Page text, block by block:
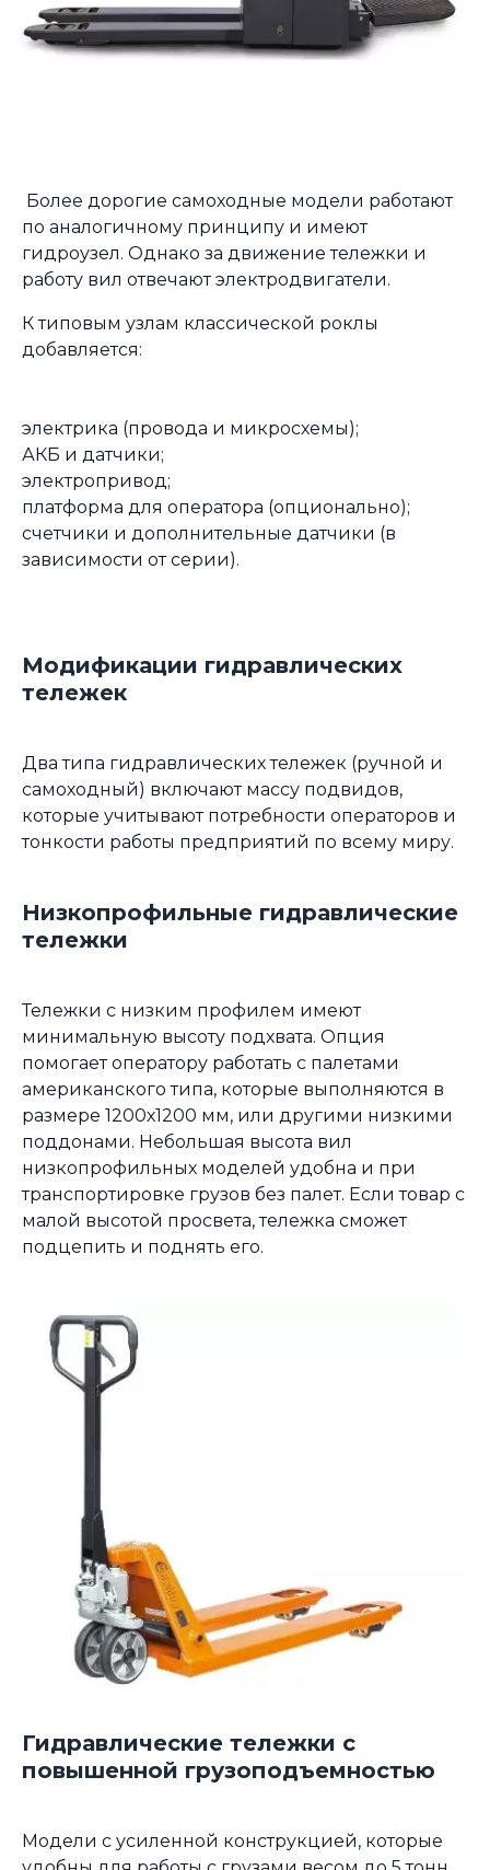
Более дорогие самоходные модели работают
по аналогичному принципу и имеют
гидроузел. Однако за движение тележки и
работу вил отвечают электродвигатели.
К типовым узлам классической роклы
добавляется:
электрика (провода и микросхемы);
АКБ и датчики;
электропривод;
платформа для оператора (опционально);
счетчики и дополнительные датчики (в
зависимости от серии).
Модификации гидравлических
тележек
Два типа гидравлических тележек (ручной и
самоходный) включают массу подвидов,
которые учитывают потребности операторов и
тонкости работы предприятий по всему миру.
Низкопрофильные гидравлические
тележки
Тележки с низким профилем имеют
минимальную высоту подхвата. Опция
помогает оператору работать с палетами
американского типа, которые выполняются в
размере 1200х1200 мм, или другими низкими
поддонами. Небольшая высота вил
низкопрофильных моделей удобна и при
транспортировке грузов без палет. Если товар с
малой высотой просвета, тележка сможет
подцепить и поднять его.
Гидравлические тележки с
повышенной грузоподъемностью
Модели с усиленной конструкцией, которые